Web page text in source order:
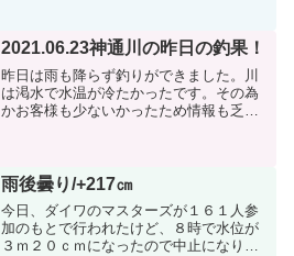
塩店、青島店とも休みま...
2021.06.23神通川の昨日の釣果！
昨日は雨も降らず釣りができました。川
は渇水で水温が冷たかったです。その為
かお客様も少ないかったため情報も乏し
た鮎は19セ...
雨後曇り/+217㎝
今日、ダイワのマスターズが１６１人参
加のもとで行われたけど、８時で水位が
３ｍ２０ｃｍになったので中止になりま